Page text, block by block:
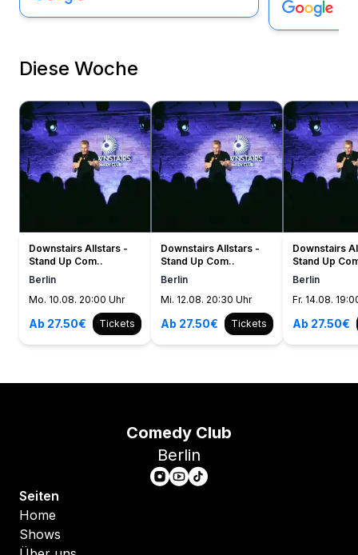
Diese Woche
Downstairs Allstars -
Stand Up Com..
Berlin
Mo. 10.08. 20:00 Uhr
Ab 27.50€ Tickets
Downstairs Allstars -
Stand Up Com..
Berlin
Mi. 12.08. 20:30 Uhr
Ab 27.50€ Tickets
Downstairs
Stand Up
Berlin
Fr. 14.08.
Ab 27.50€
Comedy Club
Berlin
Seiten
Home
Shows